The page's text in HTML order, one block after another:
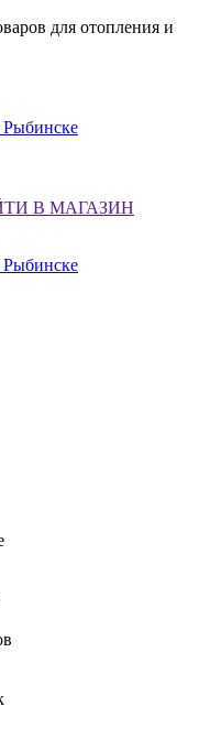
для отопления и
В МАГАЗИН